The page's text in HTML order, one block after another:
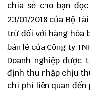
chia sẻ cho bạn đọc
23/01/2018 của Bộ
trừ đối với hàng hóa
bán lẻ của Công ty
Doanh nghiệp được
định thu nhập chịu
chi phí liên quan